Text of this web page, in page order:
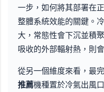
一步，如何將其部署在
整體系統效能的關鍵。
大，常態性會下沉並積
吸收的外部輻射熱，則
從另一個維度來看，最
推薦機種置於冷氣出風